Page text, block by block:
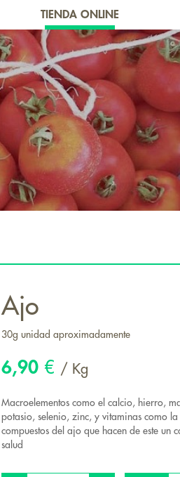
TIENDA ONLINE
Ajo
30g unidad aproximadamente
6,90 € / Kg
Macroelementos como el calcio, hierro,
potasio, selenio, zinc, y vitaminas como
compuestos del ajo que hacen de este un
salud